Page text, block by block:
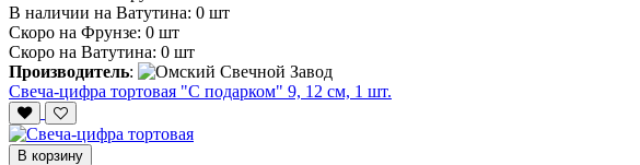
В наличии на Ватутина: 0 шт
Скоро на Фрунзе: 0 шт
Скоро на Ватутина: 0 шт
Производитель:
Свеча-цифра тортовая "С подарком" 9, 12 см, 1 шт.
В корзину